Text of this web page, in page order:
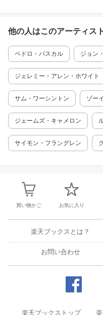
他の人はこのアーティスト
ペドロ・パスカル ジョン
ジェレミー・アレン・ホワイト
サム・ワーシントン ゾー
ジェームズ・キャメロン
サイモン・フラングレン
買い物かご お気に入り
楽天ブックスとは？
お問い合わせ
楽天ブックストップ